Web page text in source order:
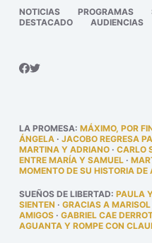
NOTICIAS PROGRAMAS
DESTACADO
AUDIENCIAS
LA PROMESA: MÁXIMO, POR
ÁNGELA· JACOBO REGRESA
MARTINA Y ADRIANO· CARLO
ENTRE MARÍA Y SAMUEL·
MOMENTO DE SU HISTORIA DE
SUEÑOS DE LIBERTAD: PAULA
SIENTEN · GRACIAS A
AMIGOS· GABRIEL CAE
AGUANTA Y ROMPE CON